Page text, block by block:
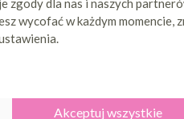
zgody dla nas i naszych
wycofać w każdym momencie,
Akceptuj wszystkie